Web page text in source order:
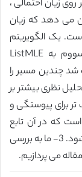
زیان احتمالی ،
می دهد که زیان
یک الگویریتم
یادگیری جدید با استفاده از زیان احتمالی موسووم به ListMLE
شد چندین مسیر را
ما انجام تحلیل نظری بیشتر بر
برای پیوستگی و
است که در آن تابع
هزنیه حساس به هزینه به حای 0-1 استفاده می شود. 3- ما به بررسی
می پردازیم.